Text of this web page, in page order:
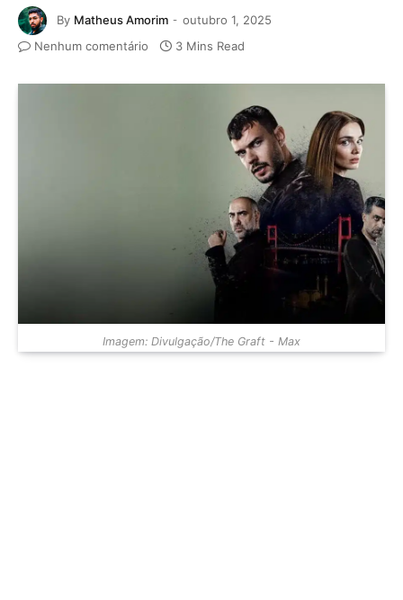
By Matheus Amorim
outubro 1, 2025
Nenhum comentário
3 Mins Read
Imagem: Divulgação/The Graft - Max